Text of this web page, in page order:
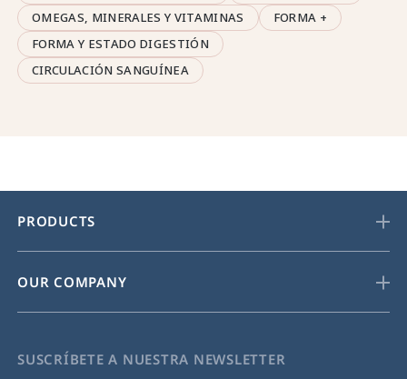
OMEGAS, MINERALES Y VITAMINAS
FORMA +
FORMA Y ESTADO DIGESTIÓN
CIRCULACIÓN SANGUÍNEA
PRODUCTS
OUR COMPANY
SUSCRÍBETE A NUESTRA NEWSLETTER